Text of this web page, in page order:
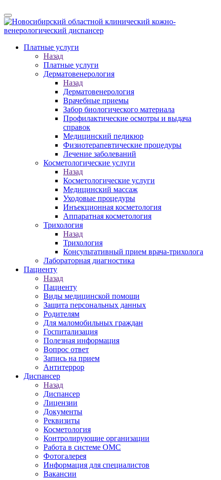
Платные услуги
Назад
Платные услуги
Дерматовенерология
Назад
Дерматовенерология
Врачебные приемы
Забор биологического материала
Профилактические осмотры и выдача
справок
Медицинский педикюр
Физиотерапевтические процедуры
Лечение заболеваний
Косметологические услуги
Назад
Косметологические услуги
Медицинский массаж
Уходовые процедуры
Инъекционная косметология
Аппаратная косметология
Трихология
Назад
Трихология
Консультативный прием врача-трихолога
Лабораторная диагностика
Пациенту
Назад
Пациенту
Виды медицинской помощи
Защита персональных данных
Родителям
Для маломобильных граждан
Госпитализация
Полезная информация
Вопрос ответ
Запись на прием
Антитеррор
Диспансер
Назад
Диспансер
Лицензии
Документы
Реквизиты
Косметология
Контролирующие организации
Работа в системе ОМС
Фотогалерея
Информация для специалистов
Вакансии